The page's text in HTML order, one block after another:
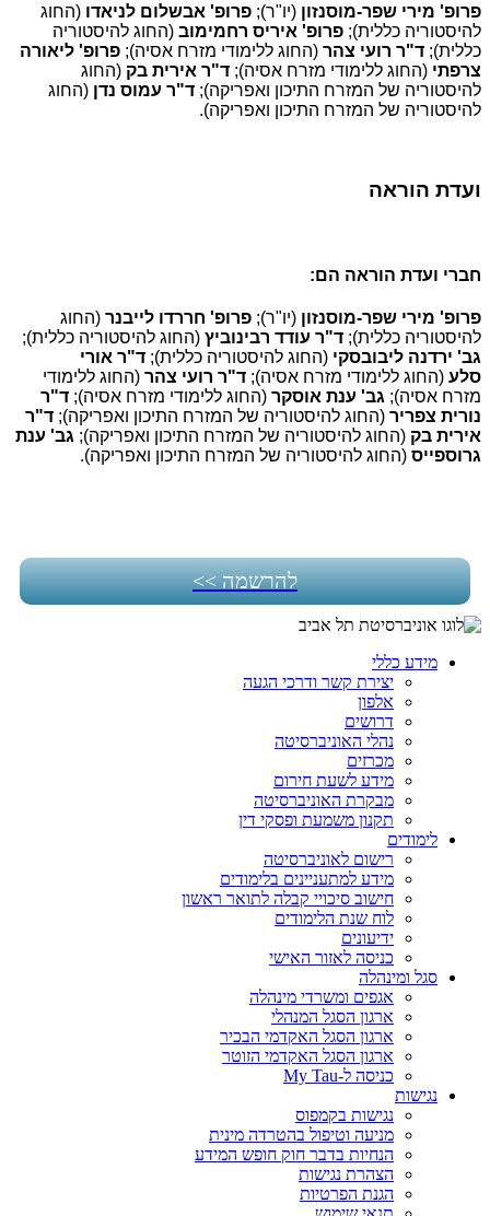
פרופ' מירי שפר-מוסנזון (יו"ר); פרופ' אבשלום לניאדו (החוג
להיסטוריה כללית); פרופ' איריס רחמימוב (החוג להיסטוריה
כללית); ד"ר רועי צהר (החוג ללימודי מזרח אסיה); פרופ' ליאורה
צרפתי (החוג ללימודי מזרח אסיה); ד"ר אירית בק (החוג
להיסטוריה של המזרח התיכון ואפריקה); ד"ר עמוס נדן (החוג
להיסטוריה של המזרח התיכון ואפריקה).
ועדת הוראה
חברי ועדת הוראה הם:
פרופ' מירי שפר-מוסנזון (יו"ר); פרופ' חררדו לייבנר (החוג
להיסטוריה כללית); ד"ר עודד רבינוביץ (החוג להיסטוריה כללית);
גב' ירדנה ליבובסקי (החוג להיסטוריה כללית); ד"ר אורי
סלע (החוג ללימודי מזרח אסיה); ד"ר רועי צהר (החוג ללימודי
מזרח אסיה); גב' ענת אוסקר (החוג ללימודי מזרח אסיה); ד"ר
נורית צפריר (החוג להיסטוריה של המזרח התיכון ואפריקה); ד"ר
אירית בק (החוג להיסטוריה של המזרח התיכון ואפריקה); גב' ענת
גרוספייס ​ (החוג להיסטוריה של המזרח התיכון ואפריקה).
להרשמה >>
מידע כללי
יצירת קשר ודרכי הגעה
אלפון
דרושים
נהלי האוניברסיטה
מכרזים
מידע לשעת חירום
מבקרת האוניברסיטה
תקנון משמעת ופסקי דין
לימודים
רישום לאוניברסיטה
מידע למתעניינים בלימודים
חישוב סיכויי קבלה לתואר ראשון
לוח שנת הלימודים
ידיעונים
כניסה לאזור האישי
סגל ומינהלה
אגפים ומשרדי מינהלה
ארגון הסגל המנהלי
ארגון הסגל האקדמי הבכיר
ארגון הסגל האקדמי הזוטר
כניסה ל-My Tau
נגישות
נגישות בקמפוס
מניעה וטיפול בהטרדה מינית
הנחיות בדבר חוק חופש המידע
הצהרת נגישות
הגנת הפרטיות